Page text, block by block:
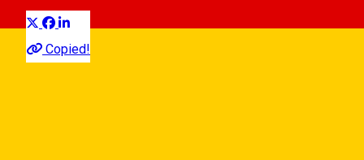
Copied!